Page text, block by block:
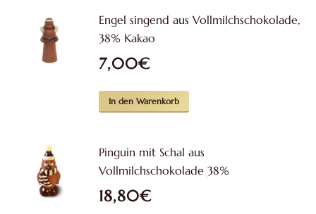
Engel singend aus Vollmilchschokolade,
38% Kakao
7,00€
In den Warenkorb
Pinguin mit Schal aus
Vollmilchschokolade 38%
18,80€